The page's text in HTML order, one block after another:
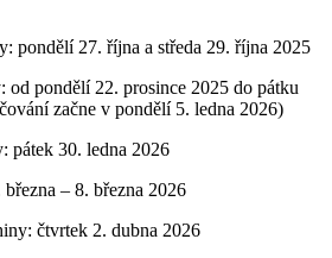
pondělí 27. října a středa 29. října 2025
od pondělí 22. prosince 2025 do pátku
začne v pondělí 5. ledna 2026)
pátek 30. ledna 2026
– 8. března 2026
čtvrtek 2. dubna 2026